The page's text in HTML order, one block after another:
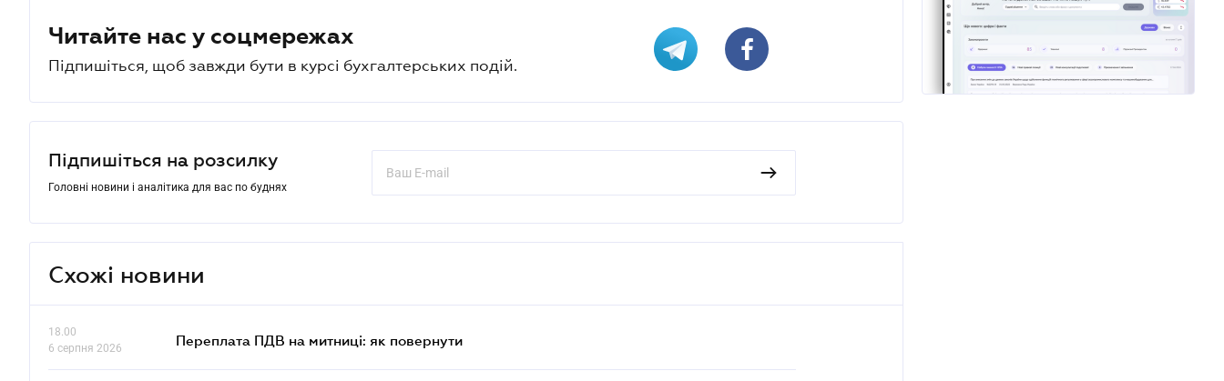
Читайте нас у соцмережах
Підпишіться, щоб завжди бути в курсі бухгалтерських подій.
Підпишіться на розсилку
Головні новини і аналітика для вас по буднях
Схожі новини
18.00
6 серпня 2026
Переплата ПДВ на митниці: як повернути